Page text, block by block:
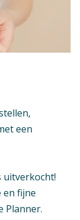
een
uitverkocht!
en fijne
Planner.